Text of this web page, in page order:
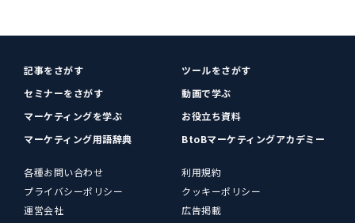
記事をさがす
ツールをさがす
セミナーをさがす
動画で学ぶ
マーケティングを学ぶ
お役立ち資料
マーケティング用語辞典
BtoBマーケティングアカデミー
各種お問い合わせ
利用規約
プライバシーポリシー
クッキーポリシー
運営会社
広告掲載